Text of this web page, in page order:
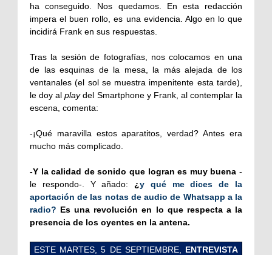
ha conseguido. Nos quedamos. En esta redacción
impera el buen rollo, es una evidencia. Algo en lo que
incidirá Frank en sus respuestas.
Tras la sesión de fotografías, nos colocamos en una
de las esquinas de la mesa, la más alejada de los
ventanales (el sol se muestra impenitente esta tarde),
le doy alplaydel Smartphone y Frank, al contemplar la
escena, comenta:
-¡Qué maravilla estos aparatitos, verdad? Antes era
mucho más complicado.
-Y la calidad de sonido que logran es muy buena -
le respondo-. Y añado:¿y qué me dices de la
aportación de las notas de audio de Whatsapp a la
radio? Es una revolución en lo que respecta a la
presencia de los oyentes en la antena.
ESTE MARTES, 5 DE SEPTIEMBRE, ENTREVISTA